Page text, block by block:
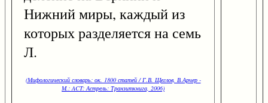
Нижний миры, каждый из
которых разделяется на семь
Л.
(Мифологический словарь: ок. 1800 статей / Г.В. Щеглов, В.Арчер -
М.: ACT: Астрель: Транзиткнига, 2006)